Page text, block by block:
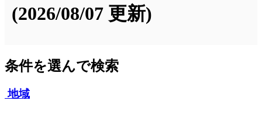
(2026/08/07 更新)
条件を選んで検索
地域